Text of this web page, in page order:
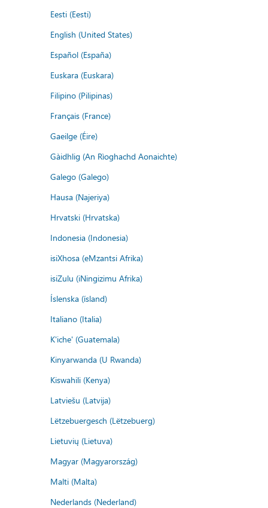
Eesti (Eesti)
English (United States)
Español (España)
Euskara (Euskara)
Filipino (Pilipinas)
Français (France)
Gaeilge (Éire)
Gàidhlig (An Rìoghachd Aonaichte)
Galego (Galego)
Hausa (Najeriya)
Hrvatski (Hrvatska)
Indonesia (Indonesia)
isiXhosa (eMzantsi Afrika)
isiZulu (iNingizimu Afrika)
Íslenska (ísland)
Italiano (Italia)
K'iche' (Guatemala)
Kinyarwanda (U Rwanda)
Kiswahili (Kenya)
Latviešu (Latvija)
Lëtzebuergesch (Lëtzebuerg)
Lietuvių (Lietuva)
Magyar (Magyarország)
Malti (Malta)
Nederlands (Nederland)